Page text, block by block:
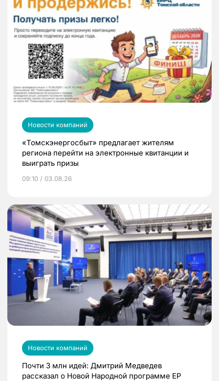
Новости компаний
«Томскэнергосбыт» предлагает жителям
региона перейти на электронные квитанции и
выиграть призы
09:10 / 03.08.26
Новости компаний
Почти 3 млн идей: Дмитрий Медведев
рассказал о Новой Народной программе ЕР